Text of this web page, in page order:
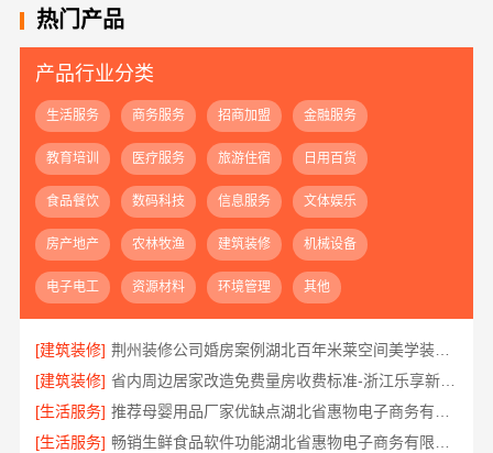
热门产品
产品行业分类
生活服务 商务服务 招商加盟 金融服务
教育培训 医疗服务 旅游住宿 日用百货
食品餐饮 数码科技 信息服务 文体娱乐
房产地产 农林牧渔 建筑装修 机械设备
电子电工 资源材料 环境管理 其他
[建筑装修]
荆州装修公司婚房案例湖北百年米莱空间美学装饰材料有限公司
[建筑装修]
省内周边居家改造免费量房收费标准-浙江乐享新材料
[生活服务]
[生活服务]